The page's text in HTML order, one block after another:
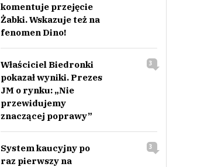
komentuje przejęcie
Żabki. Wskazuje też na
fenomen Dino!
Właściciel Biedronki
pokazał wyniki. Prezes
JM o rynku: „Nie
przewidujemy
znaczącej poprawy”
3
System kaucyjny po
raz pierwszy na
3